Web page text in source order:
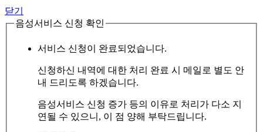
닫기
음성서비스 신청 확인
서비스 신청이 완료되었습니다.
신청하신 내역에 대한 처리 완료 시 메일로 별도 안
내 드리도록 하겠습니다.
음성서비스 신청 증가 등의 이유로 처리가 다소 지
연될 수 있으니, 이 점 양해 부탁드립니다.